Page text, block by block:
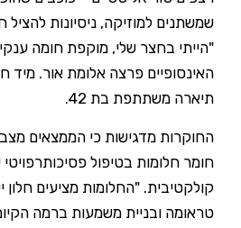
שמשתנים למוזיקה, ניסיונות להציל
"הייתי בחצר שלי, מוקפת חומה
האינסופיים פרצה אלומת אור. מיד
תיארה משתתפת בת 42.
החוקרות מדגישות כי הממצאים
חומר חלומות בטיפול
קולקטיבית. "החלומות מציעים חלון
טראומה ובניית משמעות ברמה